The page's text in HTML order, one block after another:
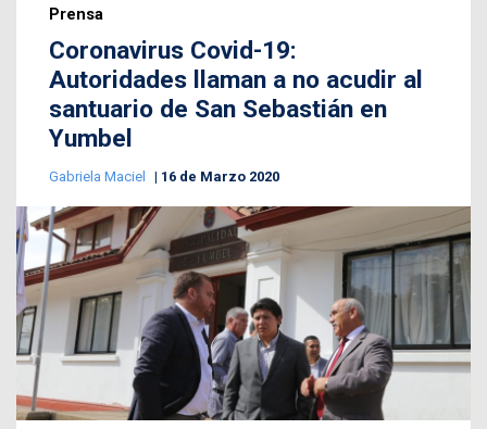
Prensa
Coronavirus Covid-19:
Autoridades llaman a no acudir al
santuario de San Sebastián en
Yumbel
Gabriela Maciel 16 de Marzo 2020